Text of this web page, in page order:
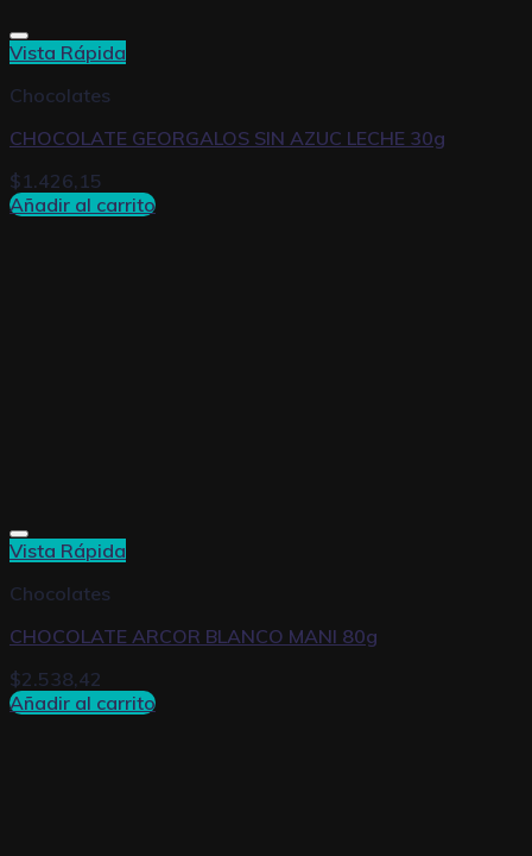
Vista Rápida
Chocolates
CHOCOLATE GEORGALOS SIN AZUC LECHE 30g
$1.426,15
Añadir al carrito
Vista Rápida
Chocolates
CHOCOLATE ARCOR BLANCO MANI 80g
$2.538,42
Añadir al carrito